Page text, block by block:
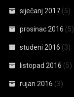
siječanj 2017 (5)
prosinac 2016 (5)
studeni 2016 (3)
listopad 2016 (5)
rujan 2016 (3)